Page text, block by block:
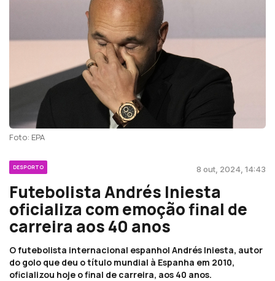
Foto: EPA
DESPORTO 8 out, 2024, 14:43
Futebolista Andrés Iniesta
oficializa com emoção final de
carreira aos 40 anos
O futebolista internacional espanhol Andrés Iniesta, autor
do golo que deu o título mundial à Espanha em 2010,
oficializou hoje o final de carreira, aos 40 anos.